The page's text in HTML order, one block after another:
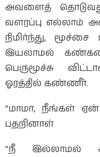
அவளைத்
வளரப்பு எல்லாம்
நிமிர்ந்து,
இயலாமல் கண்களை
பெருமூச்சு
ஓரத்தில் கண்ணீர்.
“மாமா, நீங்கள் ஏன்
பதறினாள்
“நீ இல்லாமல்